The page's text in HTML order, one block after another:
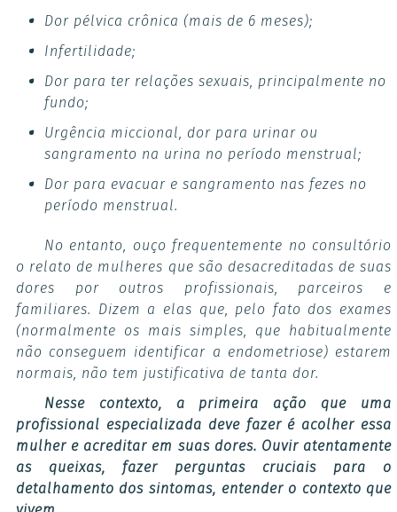
Dor pélvica crônica (mais de 6 meses);
Infertilidade;
Dor para ter relações sexuais, principalmente no
fundo;
Urgência miccional, dor para urinar ou
sangramento na urina no período menstrual;
Dor para evacuar e sangramento nas fezes no
período menstrual.
No entanto, ouço frequentemente no consultório
o relato de mulheres que são desacreditadas de suas
dores por outros profissionais, parceiros e
familiares. Dizem a elas que, pelo fato dos exames
(normalmente os mais simples, que habitualmente
não conseguem identificar a endometriose) estarem
normais, não tem justificativa de tanta dor.
Nesse contexto, a primeira ação que uma
profissional especializada deve fazer é acolher essa
mulher e acreditar em suas dores. Ouvir atentamente
as queixas, fazer perguntas cruciais para o
detalhamento dos sintomas, entender o contexto que